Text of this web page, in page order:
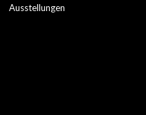
Ausstellungen